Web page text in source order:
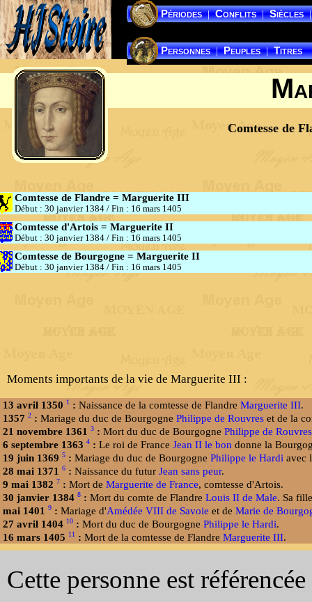
Périodes | Conflits | Siècles |
Personnes | Peuples | Titres
Comtesse de
Comtesse de Flandre = Marguerite III
Début : 30 janvier 1384 / Fin : 16 mars 1405
Comtesse d'Artois = Marguerite II
Début : 30 janvier 1384 / Fin : 16 mars 1405
Comtesse de Bourgogne = Marguerite II
Début : 30 janvier 1384 / Fin : 16 mars 1405
Moments importants de la vie de Marguerite III :
13 avril 1350 1 : Naissance de la comtesse de Flandre Marguerite III.
1357 2 : Mariage du duc de Bourgogne Philippe de Rouvres et de la
21 novembre 1361
3 : Mort du duc de Bourgogne Philippe de Rouvres
6 septembre 1363 4 : Le roi de France Jean II le bon donne la
19 juin 1369 5 : Mariage du duc de Bourgogne Philippe le Hardi avec
28 mai 1371
6 : Naissance du futur Jean sans peur.
9 mai 1382 7 : Mort de Marguerite de France, comtesse d'Artois.
30 janvier 1384 8 : Mort du comte de Flandre Louis II de Male. Sa
mai 1401
9 : Mariage d'Amédée VIII de Savoie et de Marie de
27 avril 1404 10 : Mort du duc de Bourgogne Philippe le Hardi.
16 mars 1405 11 : Mort de la comtesse de Flandre Marguerite III.
Cette personne est